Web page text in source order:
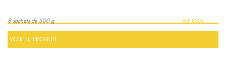
8 sachets de 500 g 8006
VOIR LE PRODUIT